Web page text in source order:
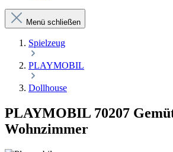
Menü schließen
Spielzeug
PLAYMOBIL
Dollhouse
PLAYMOBIL 70207
Wohnzimmer